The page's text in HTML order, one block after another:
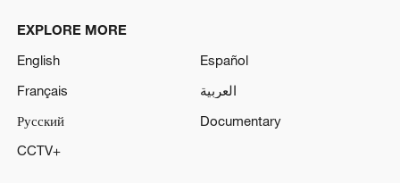
EXPLORE MORE
English
Español
Français
العربية
Русский
Documentary
CCTV+